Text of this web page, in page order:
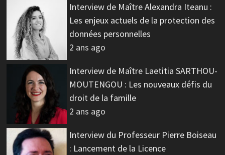
Interview de Maître Alexandra Iteanu :
Les enjeux actuels de la protection des
données personnelles
2 ans ago
Interview de Maître Laetitia SARTHOU-
MOUTENGOU : Les nouveaux défis du
droit de la famille
2 ans ago
Interview du Professeur Pierre Boiseau
: Lancement de la Licence